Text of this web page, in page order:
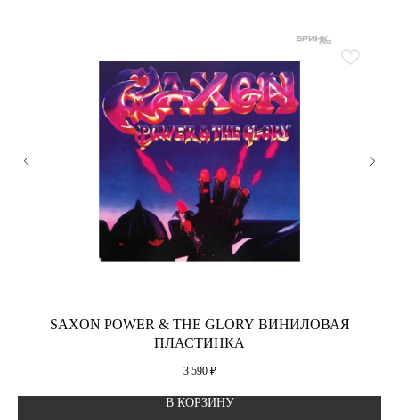
SAXON POWER & THE GLORY ВИНИЛОВАЯ
ПЛАСТИНКА
3 590 ₽
В КОРЗИНУ